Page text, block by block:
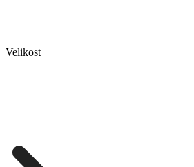
Velikost